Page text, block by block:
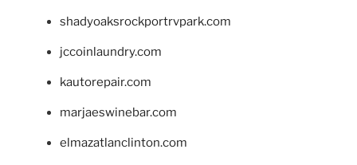
shadyoaksrockportrvpark.com
jccoinlaundry.com
kautorepair.com
marjaeswinebar.com
elmazatlanclinton.com